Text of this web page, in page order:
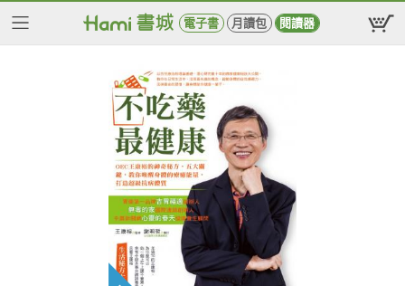
電子書 月讀包 閱讀器